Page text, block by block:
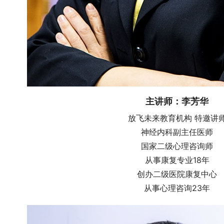
主讲师：李芳华
放飞未来教育机构 特邀讲
神经内科副主任医师
国家二级心理咨询师
从事康复专业18年
创办二级医院康复中心
从事心理咨询23年